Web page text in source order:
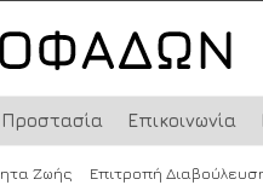
Προστασία Επικοινωνία
Ζωής Επιτροπή